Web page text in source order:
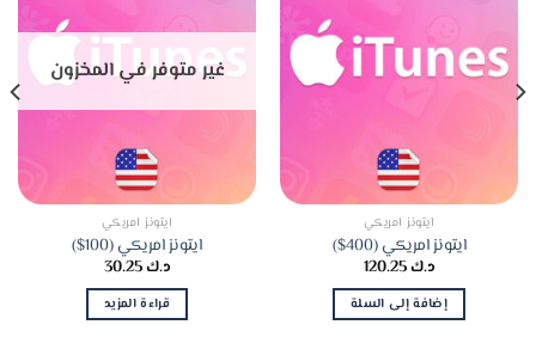
ايتونز امريكي
ايتونز امريكي (400$)
د.ك120.25
إضافة إلى السلة
غير متوفر في المخزون
ايتونز امريكي
ايتونز امريكي (100$)
د.ك30.25
قراءة المزيد